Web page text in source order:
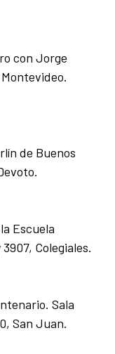
con Jorge
de Buenos
Escuela
Colegiales.
Sala
San Juan.